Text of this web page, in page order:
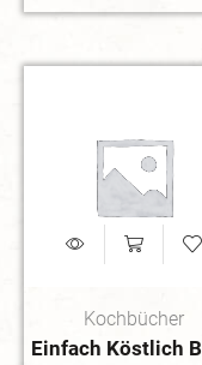
Kochbücher
Einfach Köstlich